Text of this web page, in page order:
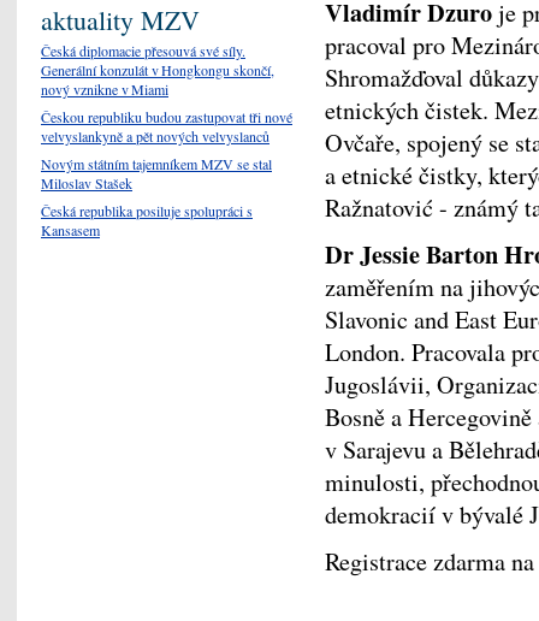
Vladimír Dzuroje
pracoval pro
Shromažďoval
etnických čistek.
Ovčaře, spojený se
a etnické čistky,
Ražnatović - známý
Dr Jessie Barton
zaměřením na
Slavonic and East
London. Pracovala
Jugoslávii,
Bosně a
v Sarajevu a
minulosti,
demokracií v bývalé
Registrace zdarma na
aktuality MZV
Česká diplomacie přesouvá své síly.
Generální konzulát v Hongkongu skončí,
nový vznikne v Miami
Českou republiku budou zastupovat tři nové
velvyslankyně a pět nových velvyslanců
Novým státním tajemníkem MZV se stal
Miloslav Stašek
Česká republika posiluje spolupráci s
Kansasem